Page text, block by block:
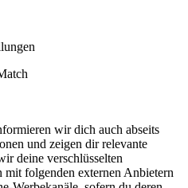
wir dich auch abseits
und zeigen dir relevante
deine verschlüsselten
mit folgenden externen Anbietern